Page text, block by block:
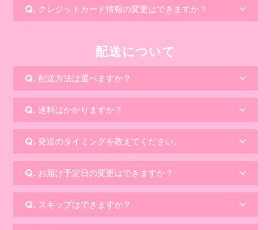
クレジットカード情報の変更はできますか？
配送について
配送方法は選べますか？
送料はかかりますか？
発送のタイミングを教えてください。
お届け予定日の変更はできますか？
スキップはできますか？